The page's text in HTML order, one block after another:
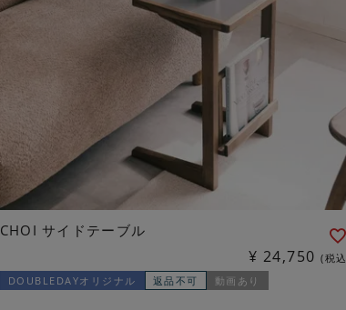
CHOI サイドテーブル
¥ 24,750
税込
DOUBLEDAYオリジナル
返品不可 動画あり